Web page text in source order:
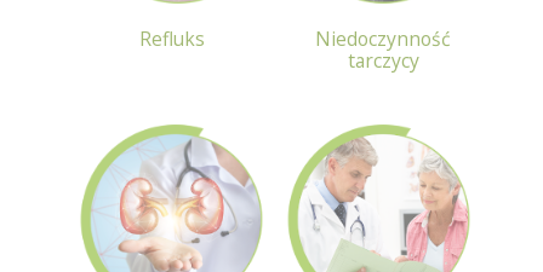
Refluks
Niedoczynność
tarczycy